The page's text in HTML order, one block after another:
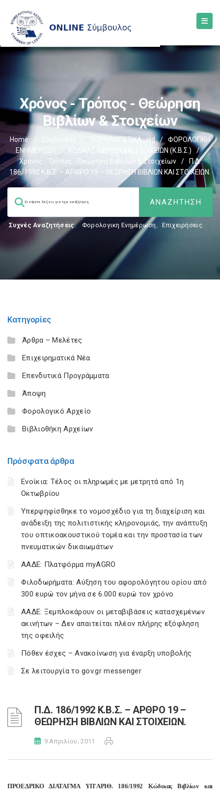
Χρόνος - Τρόπος - Θεώρηση
Βιβλίων & Στοιχείων
Home / Σύμβουλος ΦΟΡΟΛΟΓΙΣΤΙΚΑ_old /
ΦΟΡΟΛΟΓΙΚΗ
ΕΝΗΜΕΡΩΣΗ
ΚΩΔΙΚΑΣ ΒΙΒΛΙΩΝ ΚΑΙ ΣΤΟΙΧΕΙΩΝ (Κ.Β.Σ.)
/
Χρόνος - Τρόπος - Θεώρηση Βιβλίων & Στοιχείων
/
Π.Δ.
186/1992 Κ.Β.Σ. – ΑΡΘΡΟ 19 – ΘΕΩΡΗΣΗ ΒΙΒΛΙΩΝ ΚΑΙ ΣΤΟΙΧΕΙΩΝ.
Συχνές Αναζητήσεις: Φορολογικη Ενημέρωση, Επιχειρήσεις
Κατηγορίες
Άρθρα – Μελέτες
Επιχειρηματικά Νέα
Επενδυτικά Προγράμματα
Άποψη
Φορολογικό Αρχείο
Βιβλιοθήκη Αρχείων
Πρόσφατα άρθρα
Ενοίκια: Τέλος οι πληρωμές με μετρητά από 1η
Οκτωβρίου
Υπερψηφίσθηκε το νομοσχέδιο για τη διαχείριση και
ανάδειξη της πολιτιστικής κληρονομιάς, την ανάπτυξη
του οπτικοακουστικού τομέα και την προστασία των
πνευματικών δικαιωμάτων
ΑΑΔΕ: Πλατφόρμα myAGRO
Φιλοδωρήματα: Αύξηση του αφορολόγητου ορίου από
300 ευρώ τον μήνα σε 6.000 ευρώ τον χρόνο
ΑΑΔΕ: Ξεμπλοκάρουν οι μεταβιβάσεις κατασχεμένων
ακινήτων – Δεν απαιτείται πλέον πλήρης εξόφληση
της οφειλής
Πόθεν έσχες – Ανακοίνωση για έναρξη υποβολής
Σε λειτουργία το gov.gr messenger
Π.Δ. 186/1992 Κ.Β.Σ. – ΑΡΘΡΟ 19 –
ΘΕΩΡΗΣΗ ΒΙΒΛΙΩΝ ΚΑΙ ΣΤΟΙΧΕΙΩΝ.
9 Απριλίου, 2011
ΠΡΟΕΔΡΙΚΟ ΔΙΑΤΑΓΜΑ ΥΠ'ΑΡΙΘ. 186/1992 Κώδικας Βιβλίων και